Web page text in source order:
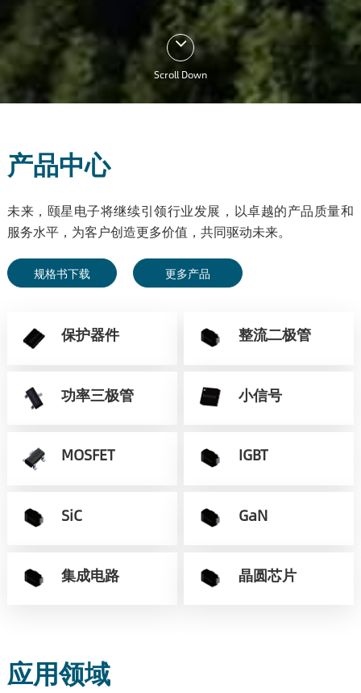
Scroll Down
产品中心
未来，颐星电子将继续引领行业发展，以卓越的产品质量和
服务水平，为客户创造更多价值，共同驱动未来。
规格书下载 更多产品
保护器件 整流二极管
功率三极管 小信号
MOSFET IGBT
SiC GaN
集成电路 晶圆芯片
应用领域